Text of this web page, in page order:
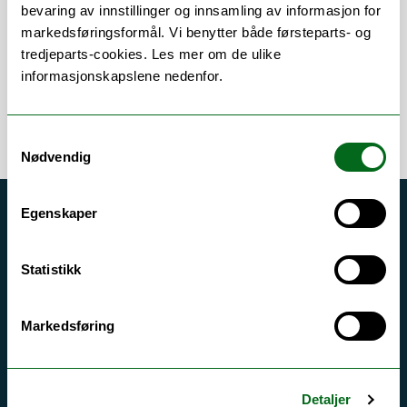
bevaring av innstillinger og innsamling av informasjon for
markedsføringsformål. Vi benytter både førsteparts- og
tredjeparts-cookies. Les mer om de ulike
informasjonskapslene nedenfor.
Nødvendig
Egenskaper
Statistikk
Markedsføring
Detaljer
Om Forskning og undervisning
Akutt hjelp
Personvern ved UiT